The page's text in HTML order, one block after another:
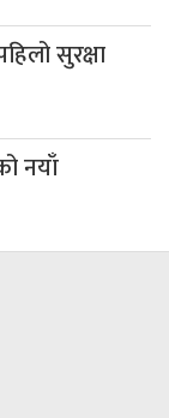
सुरक्षा
नयाँ